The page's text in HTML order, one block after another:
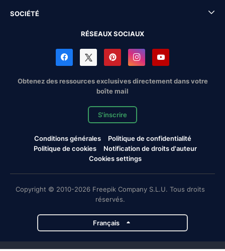
SOCIÉTÉ
RÉSEAUX SOCIAUX
Obtenez des ressources exclusives directement dans votre
boîte mail
S'inscrire
Conditions générales
Politique de confidentialité
Politique de cookies
Notification de droits d'auteur
Cookies settings
Copyright © 2010-2026 Freepik Company S.L.U. Tous droits
réservés.
Français